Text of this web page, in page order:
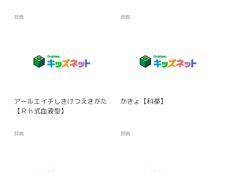
辞典 辞典
アールエイチしきけつえきがた
【Ｒｈ式血液型】
辞典
かきょ【科挙】
辞典